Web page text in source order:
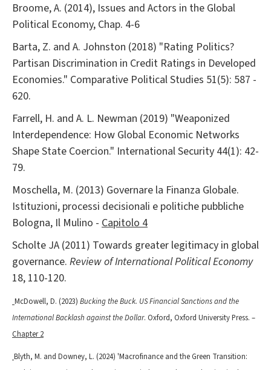
Broome, A. (2014), Issues and Actors in the Global
Political Economy, Chap. 4-6
Barta, Z. and A. Johnston (2018) "Rating Politics?
Partisan Discrimination in Credit Ratings in Developed
Economies." Comparative Political Studies 51(5): 587 -
620.
Farrell, H. and A. L. Newman (2019) "Weaponized
Interdependence: How Global Economic Networks
Shape State Coercion." International Security 44(1): 42-
79.
Moschella, M. (2013) Governare la Finanza Globale.
Istituzioni, processi decisionali e politiche pubbliche
Bologna, Il Mulino - Capitolo 4
Scholte JA (2011) Towards greater legitimacy in global
governance. Review of International Political Economy
18, 110-120.
McDowell, D. (2023) Bucking the Buck. US Financial Sanctions and the
International Backlash against the Dollar. Oxford, Oxford University Press. –
Chapter 2
Blyth, M. and Downey, L. (2024) 'Macrofinance and the Green Transition: